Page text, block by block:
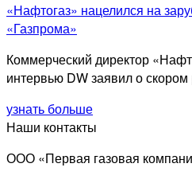
«Нафтогаз» нацелился на
«Газпрома»
Коммерческий директор
интервью DW заявил о
узнать больше
Наши контакты
ООО «Первая газовая